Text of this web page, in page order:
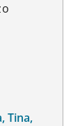
Tina,